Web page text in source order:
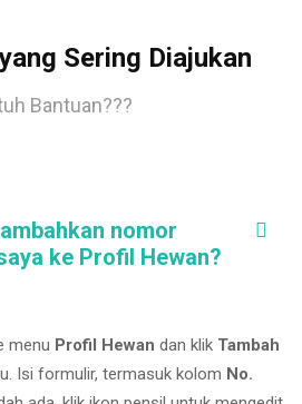
Sering Diajukan
Bantuan???
nomor
ke Profil Hewan?
menu Profil Hewan dan klik Tambah
Isi formulir, termasuk kolom No.